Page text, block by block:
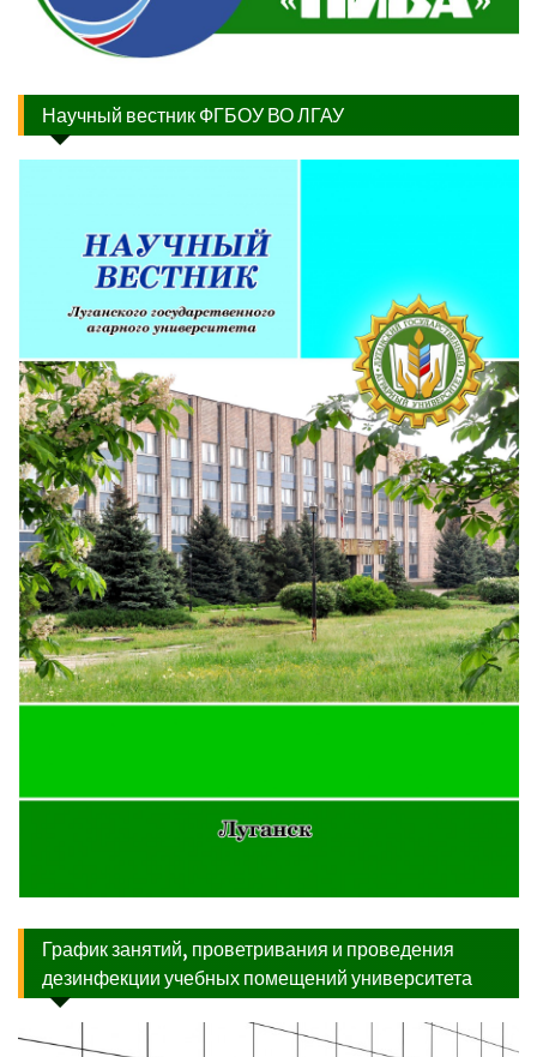
Научный вестник ФГБОУ ВО ЛГАУ
График занятий, проветривания и проведения
дезинфекции учебных помещений университета